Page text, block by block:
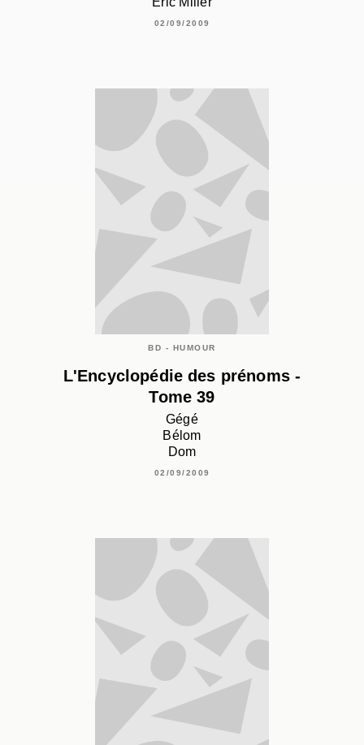
02/09/2009
BD - HUMOUR
L'Encyclopédie des prénoms -
Tome 39
Gégé
Bélom
Dom
02/09/2009